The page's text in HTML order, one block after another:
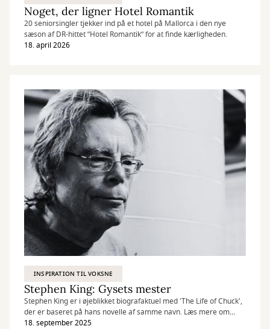
Noget, der ligner Hotel Romantik
20 seniorsingler tjekker ind på et hotel på Mallorca i den nye
sæson af DR-hittet ”Hotel Romantik” for at finde kærligheden.
18. april 2026
INSPIRATION TIL VOKSNE
Stephen King: Gysets mester
Stephen King er i øjeblikket biografaktuel med 'The Life of Chuck',
der er baseret på hans novelle af samme navn. Læs mere om
gysets mester.
18. september 2025